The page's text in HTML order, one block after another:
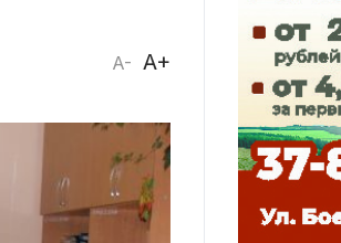
A- A+